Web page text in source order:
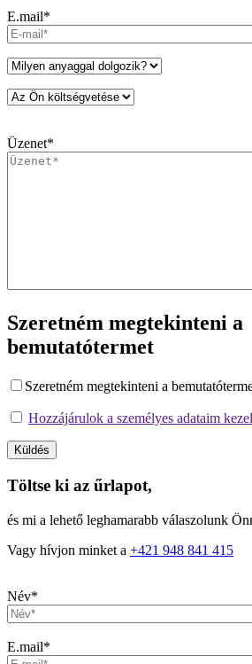
E.mail*
Üzenet*
Szeretném megtekinteni a
bemutatótermet
Szeretném megtekinteni a
Hozzájárulok a személyes adataim
Töltse ki az űrlapot,
és mi a lehető leghamarabb válaszolunk
Vagy hívjon minket a +421 948 841 415
Név*
E.mail*